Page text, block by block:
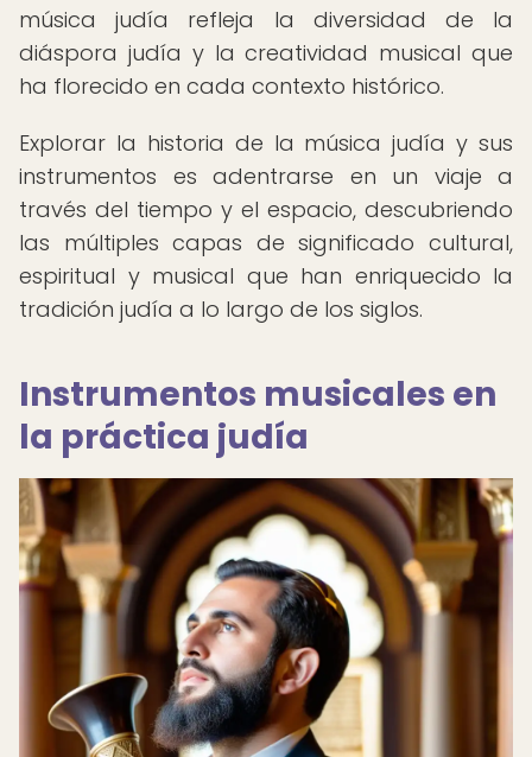
música judía refleja la diversidad de la
diáspora judía y la creatividad musical que
ha florecido en cada contexto histórico.
Explorar la historia de la música judía y sus
instrumentos es adentrarse en un viaje a
través del tiempo y el espacio, descubriendo
las múltiples capas de significado cultural,
espiritual y musical que han enriquecido la
tradición judía a lo largo de los siglos.
Instrumentos musicales en
la práctica judía